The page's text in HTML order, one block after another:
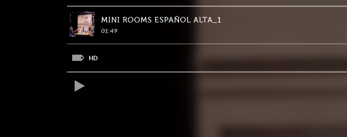
MINI ROOMS ESPAÑOL ALTA_1
01:49
HD